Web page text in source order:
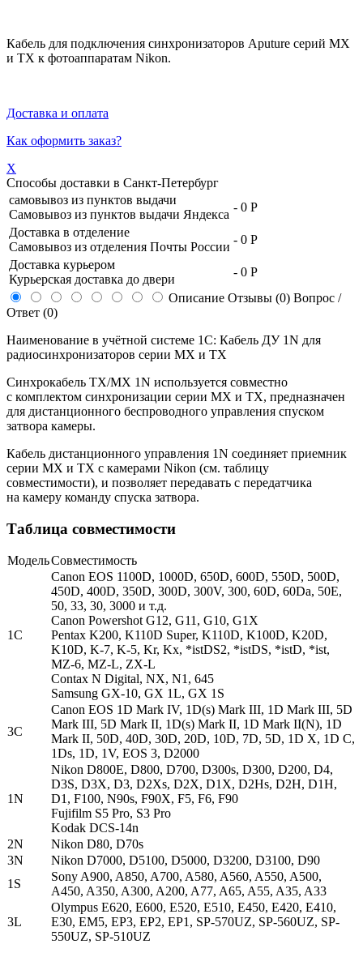
Кабель для подключения синхронизаторов Aputure серий MX
и TX к фотоаппаратам Nikon.
Доставка и оплата
Как оформить заказ?
X
Способы доставки в Санкт-Петербург
самовывоз из пунктов выдачи
Самовывоз из пунктов выдачи Яндекса
- 0 Р
Доставка в отделение
Самовывоз из отделения Почты России
- 0 Р
Доставка курьером
Курьерская доставка до двери
- 0 Р
Описание Отзывы (0) Вопрос /
Ответ (0)
Наименование в учётной системе 1С: Кабель ДУ 1N для
радиосинхронизаторов серии MX и TX
Синхрокабель TX/MX 1N используется совместно
с комплектом синхронизации серии MX и TX, предназначен
для дистанционного беспроводного управления спуском
затвора камеры.
Кабель дистанционного управления 1N соединяет приемник
серии MX и TX с камерами Nikon (см. таблицу
совместимости), и позволяет передавать с передатчика
на камеру команду спуска затвора.
Таблица совместимости
МодельСовместимость
1C
Canon EOS 1100D, 1000D, 650D, 600D, 550D, 500D,
450D, 400D, 350D, 300D, 300V, 300, 60D, 60Da, 50E,
50, 33, 30, 3000 и т.д.
Canon Powershot G12, G11, G10, G1X
Pentax K200, K110D Super, K110D, K100D, K20D,
K10D, K-7, K-5, Kr, Kx, *istDS2, *istDS, *istD, *ist,
MZ-6, MZ-L, ZX-L
Contax N Digital, NX, N1, 645
Samsung GX-10, GX 1L, GX 1S
3C
Canon EOS 1D Mark IV, 1D(s) Mark III, 1D Mark III, 5D
Mark III, 5D Mark II, 1D(s) Mark II, 1D Mark II(N), 1D
Mark II, 50D, 40D, 30D, 20D, 10D, 7D, 5D, 1D X, 1D C,
1Ds, 1D, 1V, EOS 3, D2000
1N
Nikon D800E, D800, D700, D300s, D300, D200, D4,
D3S, D3X, D3, D2Xs, D2X, D1X, D2Hs, D2H, D1H,
D1, F100, N90s, F90X, F5, F6, F90
Fujifilm S5 Pro, S3 Pro
Kodak DCS-14n
2N
Nikon D80, D70s
3N
Nikon D7000, D5100, D5000, D3200, D3100, D90
1S
Sony A900, A850, A700, A580, A560, A550, A500,
A450, A350, A300, A200, A77, A65, A55, A35, A33
3L
Olympus E620, E600, E520, E510, E450, E420, E410,
E30, EM5, EP3, EP2, EP1, SP-570UZ, SP-560UZ, SP-
550UZ, SP-510UZ